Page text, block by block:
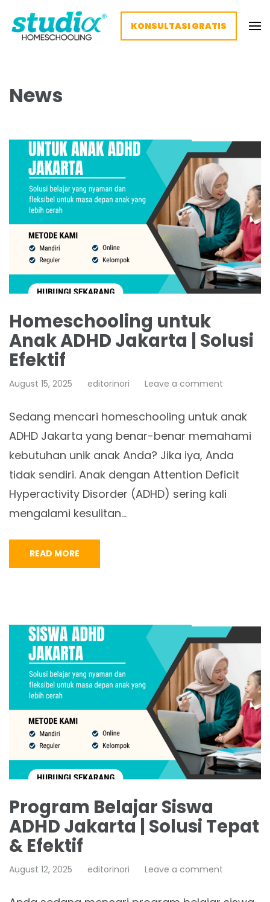
KONSULTASI GRATIS
News
Homeschooling untuk
Anak ADHD Jakarta | Solusi
Efektif
August 15, 2025 editorinori Leave a comment
Sedang mencari homeschooling untuk anak
ADHD Jakarta yang benar-benar memahami
kebutuhan unik anak Anda? Jika iya, Anda
tidak sendiri. Anak dengan Attention Deficit
Hyperactivity Disorder (ADHD) sering kali
mengalami kesulitan…
READ MORE
Program Belajar Siswa
ADHD Jakarta | Solusi Tepat
& Efektif
August 12, 2025 editorinori Leave a comment